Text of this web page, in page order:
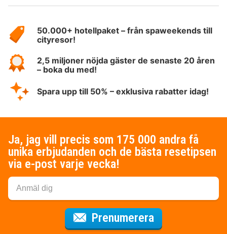
HotelSpecials50.000+ hotellpaket – från spaweekends till
cityresor!
2,5 miljoner nöjda gäster de senaste 20 åren
– boka du med!
Spara upp till 50% – exklusiva rabatter idag!
Ja, jag vill precis som 175 000 andra få
unika erbjudanden och de bästa resetipsen
via e-post varje vecka!
Prenumerera